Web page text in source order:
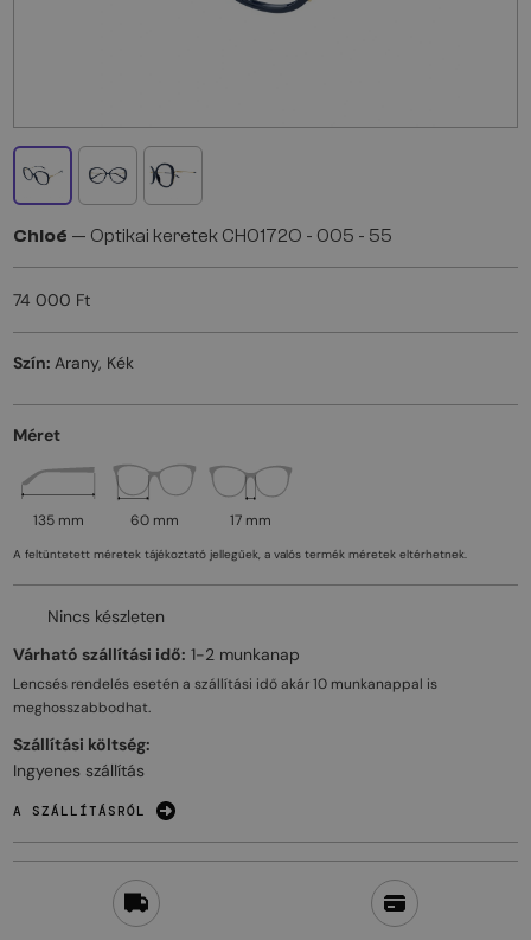
Chloé — Optikai keretek CH0172O - 005 - 55
74 000 Ft
Szín: Arany, Kék
Méret
135 mm 60 mm 17 mm
A feltüntetett méretek tájékoztató jellegűek, a valós termék méretek eltérhetnek.
Nincs készleten
Várható szállítási idő: 1-2 munkanap
Lencsés rendelés esetén a szállítási idő akár10 munkanappal is
meghosszabbodhat.
Szállítási költség:
Ingyenes szállítás
A SZÁLLÍTÁSRÓL